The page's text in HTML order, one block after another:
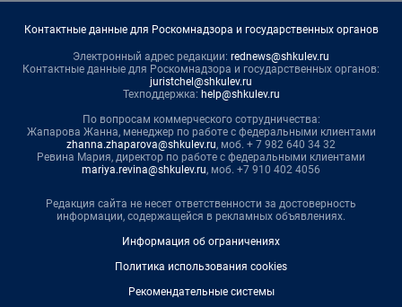
Контактные данные для Роскомнадзора и государственных органов
Электронный адрес редакции: rednews@shkulev.ru
Контактные данные для Роскомнадзора и государственных органов:
juristchel@shkulev.ru
Техподдержка: help@shkulev.ru
По вопросам коммерческого сотрудничества:
Жапарова Жанна, менеджер по работе с федеральными клиентами
zhanna.zhaparova@shkulev.ru, моб. + 7 982 640 34 32
Ревина Мария, директор по работе с федеральными клиентами
mariya.revina@shkulev.ru, моб. +7 910 402 4056
Редакция сайта не несет ответственности за достоверность
информации, содержащейся в рекламных объявлениях.
Информация об ограничениях
Политика использования cookies
Рекомендательные системы